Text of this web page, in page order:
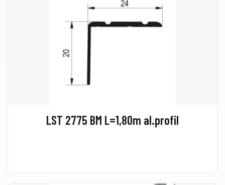
LST 2775 BM L=1,80m al.profil